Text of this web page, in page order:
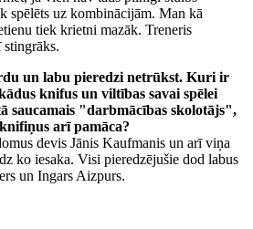
spēlēts uz kombinācijām. Man kā
tiek krietni mazāk. Treneris
un labu pieredzi netrūkst. Kuri ir
knifus un viltības savai spēlei
saucamais "darbmācības skolotājs",
arī pamāca?
devis Jānis Kaufmanis un arī viņa
ko iesaka. Visi pieredzējušie dod labus
un Ingars Aizpurs.